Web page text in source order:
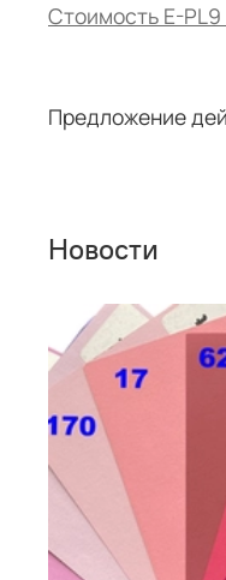
Стоимость E-
Предложение
Новости